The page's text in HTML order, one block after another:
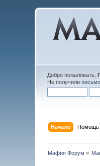
Добро пожаловать,
Не получили
Начало Помощь
Мафия Форум »